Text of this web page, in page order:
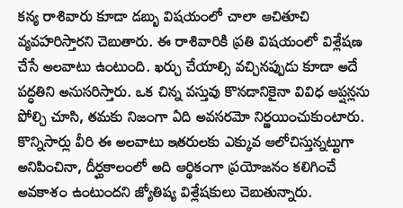
కన్య రాశివారు కూడా డబ్బు విషయంలో చాలా ఆచితూచి
వ్యవహరిస్తారని చెబుతారు. ఈ రాశివారికి ప్రతి విషయంలో విశ్లేషణ
చేసే అలవాటు ఉంటుంది. ఖర్చు చేయాల్సి వచ్చినప్పుడు కూడా అదే
పద్ధతిని అనుసరిస్తారు. ఒక చిన్న వస్తువు కొనడానికైనా వివిధ ఆప్షన్లను
పోల్చి చూసి, తమకు నిజంగా ఏది అవసరమో నిర్ణయించుకుంటారు.
కొన్నిసార్లు వీరి ఈ అలవాటు ఇతరులకు ఎక్కువ ఆలోచిస్తున్నట్టుగా
అనిపించినా, దీర్ఘకాలంలో అది ఆర్థికంగా ప్రయోజనం కలిగించే
అవకాశం ఉంటుందని జ్యోతిష్య విశ్లేషకులు చెబుతున్నారు.